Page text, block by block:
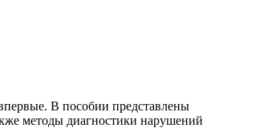
В пособии представлены
методы диагностики нарушений